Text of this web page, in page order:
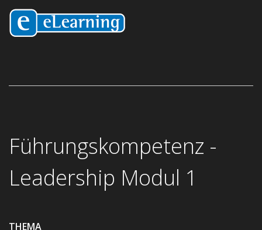
Führungskompetenz -
Leadership Modul 1
THEMA